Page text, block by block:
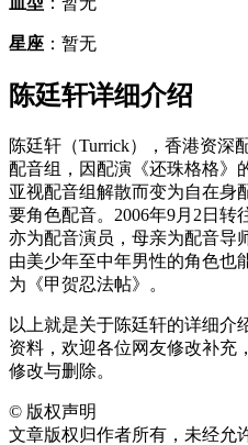
星座 ：暂无
陈廷轩详细介绍
陈廷轩（Turrick），香港资深
配音组，因配演《还珠格格》
亚视配音组解散而变为自在身
要角色配音。2006年9月2日转
亦为配音演员，母亲为配音导
由美少年至中年男性的角色也
为《甲贺忍法帖》。
以上就是关于陈廷轩的详细介
资料，欢迎各位网友修改补充
修改与删除。
© 版权声明
文章版权归作者所有，未经允